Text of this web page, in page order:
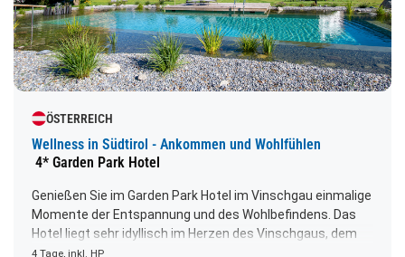
ÖSTERREICH
Wellness in Südtirol - Ankommen und Wohlfühlen
4* Garden Park Hotel
Genießen Sie im Garden Park Hotel im Vinschgau einmalige
Momente der Entspannung und des Wohlbefindens. Das
Hotel liegt sehr idyllisch im Herzen des Vinschgaus, dem
sonnigsten Tal der Alpen in einem großzügigen gepflegten
4 Tage, inkl. HP